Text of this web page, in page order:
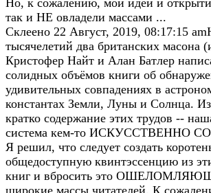
Но, к сожалению, мои идеи и
так и НЕ овладели массами ...
Склеено 22 Август, 2019, 08:17:15
тысячелетий два британских масона
Кристофер Найт и Алан Батлер
солидных объёмов книги об
удивительных совпадениях в
константах Земли, Луны и Солнца.
кратко содержание этих трудов --
система кем-то ИСКУССТВЕННО
Я решил, что следует создать
общедоступную квинтэссенцию из
книг и вбросить это
широкие массы читателей. К